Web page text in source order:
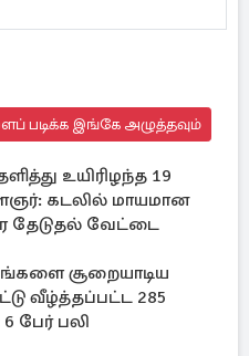
படிக்க இங்கே அழுத்தவும்
உயிரிழந்த 19
கடலில் மாயமான
தேடுதல் வேட்டை
சூறையாடிய
வீழ்த்தப்பட்ட 285
பேர் பலி